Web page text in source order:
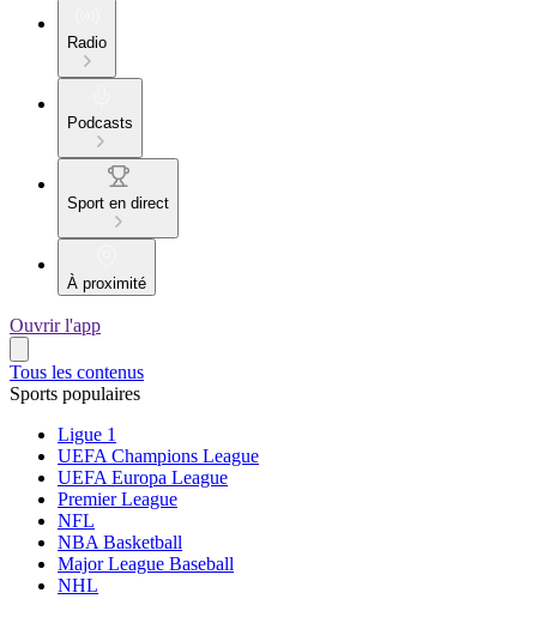
Radio
Podcasts
Sport en direct
À proximité
Ouvrir l'app
Tous les contenus
Sports populaires
Ligue 1
UEFA Champions League
UEFA Europa League
Premier League
NFL
NBA Basketball
Major League Baseball
NHL